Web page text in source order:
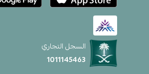
السجل التجاري
1011145463